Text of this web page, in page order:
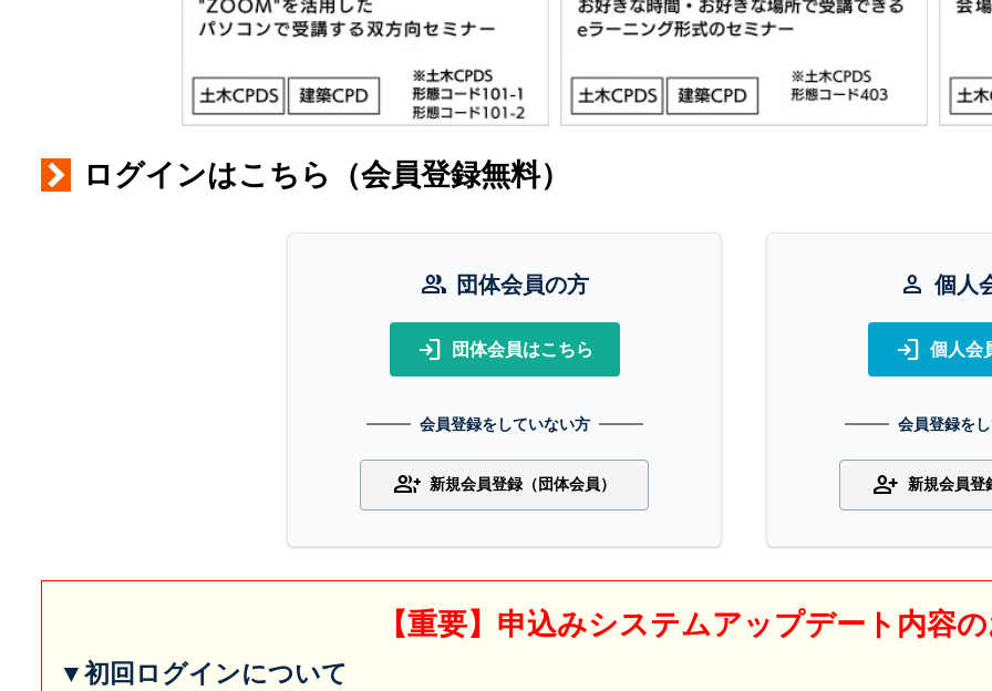
ログインはこちら（会員登録無料）
group 団体会員の方
login 団体会員はこちら
会員登録をしていない方
group_add 新規会員登録（団体会員）
person 個人
login 個人会
会員登録を
person_add 新規会員登
【重要】申込みシステムアップデート内容
▼初回ログインについて